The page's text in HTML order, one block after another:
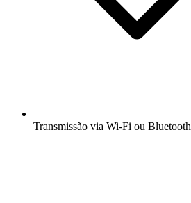
Transmissão via Wi-Fi ou Bluetooth